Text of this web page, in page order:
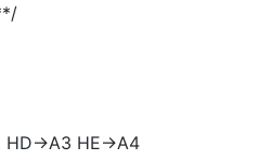
HD->A3 HE->A4